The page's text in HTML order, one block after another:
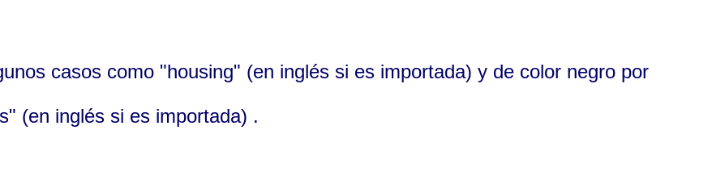
casos como "housing" (en inglés si es importada) y de color negro por
(en inglés si es importada) .